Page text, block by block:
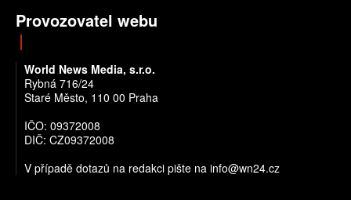
Provozovatel webu
World News Media, s.r.o.
Rybná 716/24
Staré Město, 110 00 Praha
IČO: 09372008
DIČ: CZ09372008
V případě dotazů na redakci pište na info@wn24.cz